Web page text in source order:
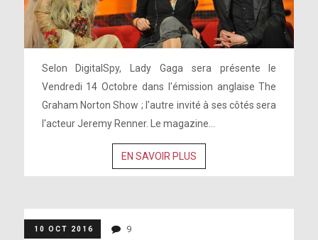
Selon DigitalSpy, Lady Gaga sera présente le
Vendredi 14 Octobre dans l'émission anglaise The
Graham Norton Show ; l'autre invité à ses côtés sera
l'acteur Jeremy Renner. Le magazine...
EN SAVOIR PLUS
10 OCT 2016 9